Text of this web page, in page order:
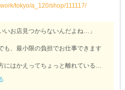
tokyo/a_120/shop/111117/
いお店見つからないんだよね…」
も、最小限の負担でお仕事できます
はかえってちょっと離れているく
のびリッチライフを満喫しましょ